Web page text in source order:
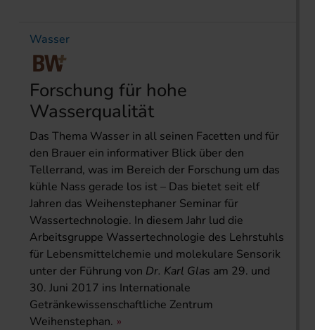
Wasser
Forschung für hohe
Wasserqualität
Das Thema Wasser in all seinen Facetten und für
den Brauer ein informativer Blick über den
Tellerrand, was im Bereich der Forschung um das
kühle Nass gerade los ist – Das bietet seit elf
Jahren das Weihenstephaner Seminar für
Wassertechnologie. In diesem Jahr lud die
Arbeitsgruppe Wassertechnologie des Lehrstuhls
für Lebensmittelchemie und molekulare Sensorik
unter der Führung von Dr. Karl Glas am 29. und
30. Juni 2017 ins Internationale
Getränkewissenschaftliche Zentrum
Weihenstephan.